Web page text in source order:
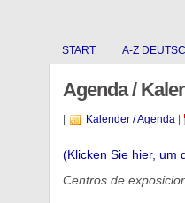
START A-Z
Agenda /
Kalender / Agenda|
(Klicken Sie hier, um
Centros de